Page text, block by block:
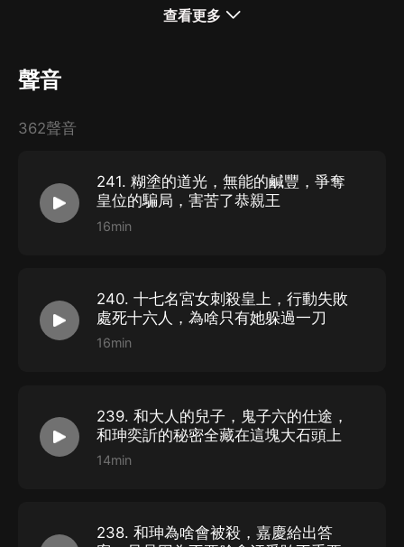
查看更多
聲音
362聲音
241. 糊塗的道光，無能的鹹豐，爭奪
皇位的騙局，害苦了恭親王
16min
240. 十七名宮女刺殺皇上，行動失敗
處死十六人，為啥只有她躲過一刀
16min
239. 和大人的兒子，鬼子六的仕途，
和珅奕訢的秘密全藏在這塊大石頭上
14min
238. 和珅為啥會被殺，嘉慶給出答